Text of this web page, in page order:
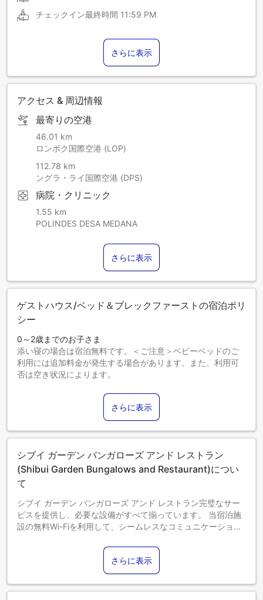
チェックイン最終時間 11:59 PM
さらに表示
アクセス & 周辺情報
最寄りの空港
46.01 km
ロンボク国際空港 (LOP)
112.78 km
ングラ・ライ国際空港 (DPS)
病院・クリニック
1.55 km
POLINDES DESA MEDANA
さらに表示
ゲストハウス/ベッド＆ブレックファーストの宿泊ポリ
シー
0～2歳までのお子さま
添い寝の場合は宿泊無料です。＜ご注意＞ベビーベッドのご
利用には追加料金が発生する場合があります。また、利用可
否は空き状況によります。
添い寝の場合は宿泊無料です。
13歳以上のゲストは大人とみなされます。
エキストラベッドの追加可否は、お部屋タイプにより異なり
ます。各部屋タイプ欄の記載をご確認ください。
さらに表示
シブイ ガーデン バンガローズ アンド レストラン
(Shibui Garden Bungalows and Restaurant)につい
て
シブイ ガーデン バンガローズ アンド レストラン完璧なサー
ビスを提供し、必要な設備がすべて揃っています。 当宿泊施
設の無料Wi-Fiを利用して、シームレスなコミュニケーション
ります。 当宿泊施設には、快適な眠りに必要なすべての便利
な設備が整っております。 一部の客室にはエアコンやリネン
のサービスが備わっておりますので、快適なご滞在をお楽し
みください。シブイ ガーデン バンガローズ アンド レストラ
さらに表示